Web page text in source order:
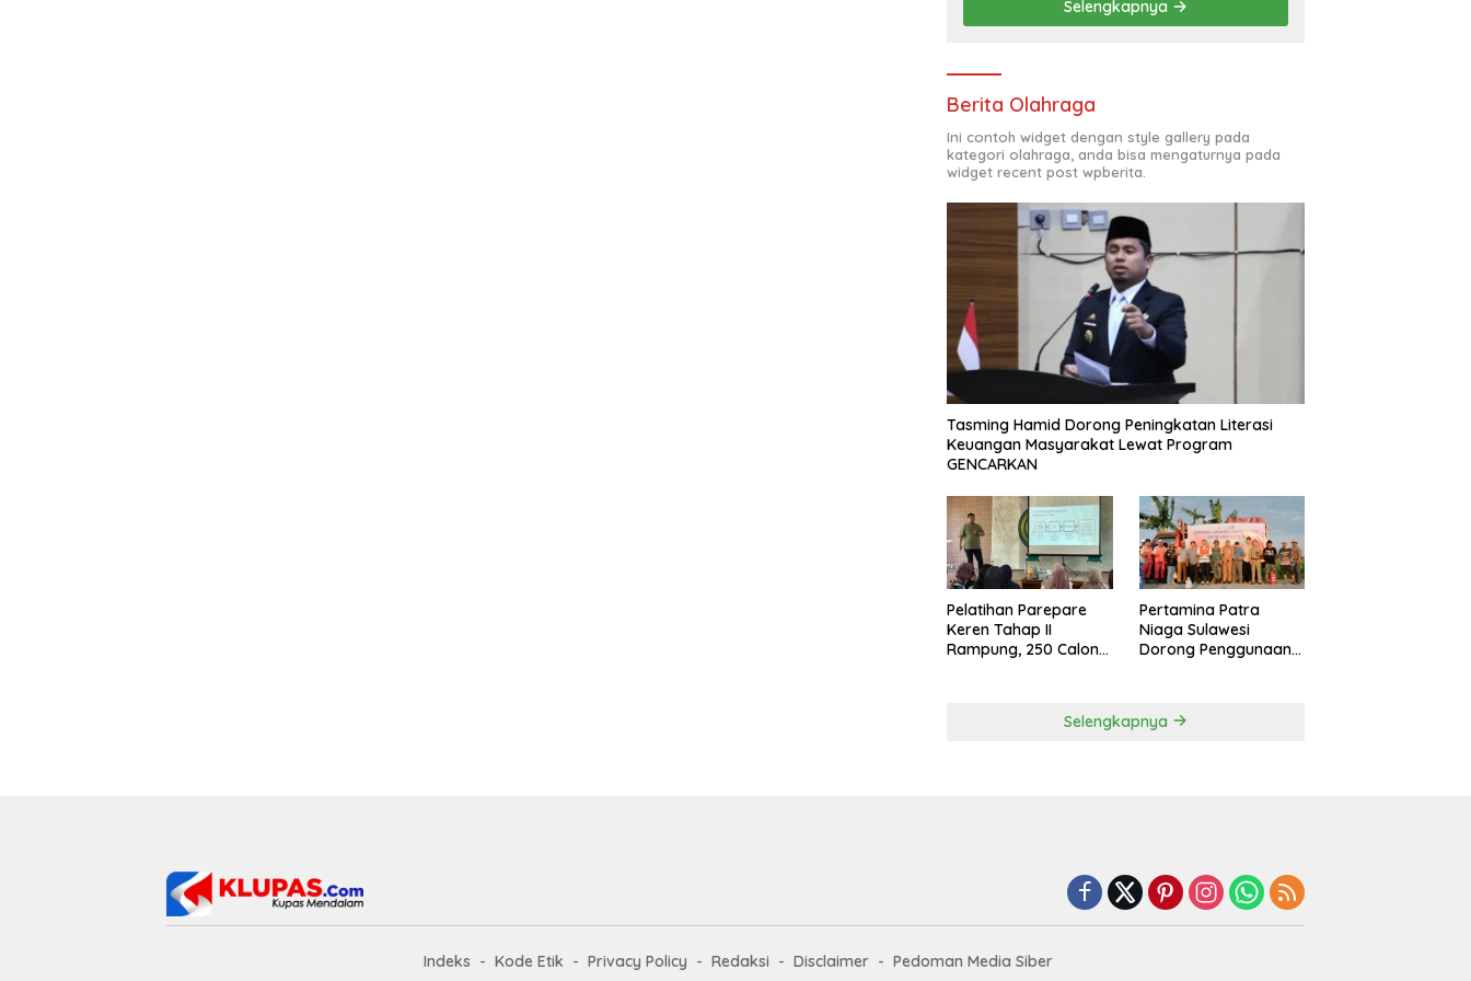
Selengkapnya
Berita Olahraga
Ini contoh widget dengan style gallery pada
kategori olahraga, anda bisa mengaturnya pada
widget recent post wpberita.
Tasming Hamid Dorong Peningkatan Literasi
Keuangan Masyarakat Lewat Program
GENCARKAN
Pelatihan Parepare
Keren Tahap II
Rampung, 250 Calon
Pertamina Patra
Niaga Sulawesi
Dorong Penggunaan
Selengkapnya
Indeks Kode Etik Privacy Policy Redaksi Disclaimer
Pedoman Media Siber